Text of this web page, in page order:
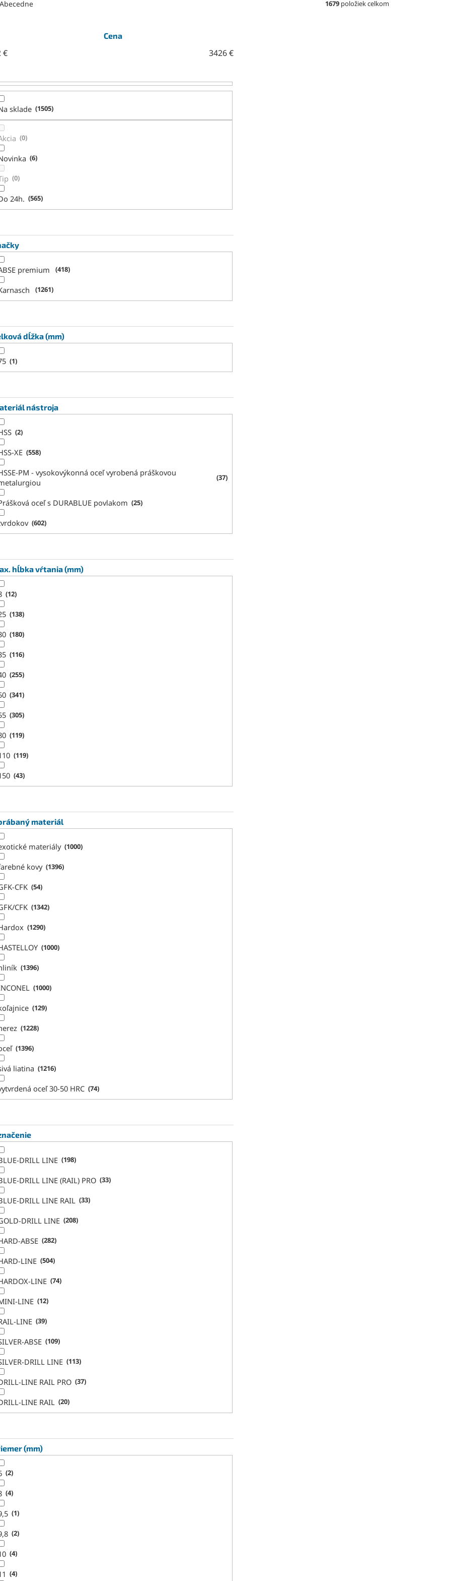
Abecedne 1679 položiek celkom
Cena
€ 3426€
sklade 1505
0
6
0
24h. 565
premium 418
1261
dĺžka (mm)
1
nástroja
2
XE 558
PM - vysokovýkonná oceľ vyrobená práškovou
37
oceľ s DURABLUE povlakom 25
602
hĺbka vŕtania (mm)
12
138
180
116
255
341
305
119
119
43
materiál
materiály 1000
kovy 1396
CFK 54
CFK 1342
1290
1000
1396
1000
129
1228
1396
liatina 1216
oceľ 30-50 HRC 74
DRILL LINE 198
DRILL LINE (RAIL) PRO 33
DRILL LINE RAIL 33
DRILL LINE 208
ABSE 282
LINE 504
LINE 74
LINE 12
LINE 39
ABSE 109
DRILL LINE 113
LINE RAIL PRO 37
LINE RAIL 20
(mm)
2
4
1
2
4
4